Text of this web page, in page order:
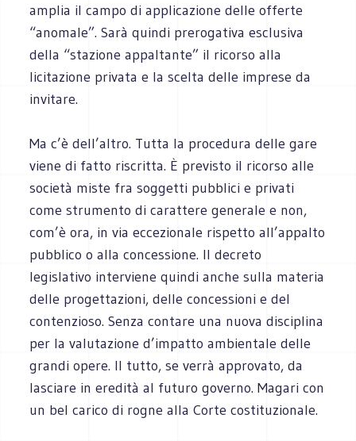
amplia il campo di applicazione delle offerte
“anomale”. Sarà quindi prerogativa esclusiva
della “stazione appaltante” il ricorso alla
licitazione privata e la scelta delle imprese da
invitare.
Ma c’è dell’altro. Tutta la procedura delle gare
viene di fatto riscritta. È previsto il ricorso alle
società miste fra soggetti pubblici e privati
come strumento di carattere generale e non,
com’è ora, in via eccezionale rispetto all’appalto
pubblico o alla concessione. Il decreto
legislativo interviene quindi anche sulla materia
delle progettazioni, delle concessioni e del
contenzioso. Senza contare una nuova disciplina
per la valutazione d’impatto ambientale delle
grandi opere. Il tutto, se verrà approvato, da
lasciare in eredità al futuro governo. Magari con
un bel carico di rogne alla Corte costituzionale.